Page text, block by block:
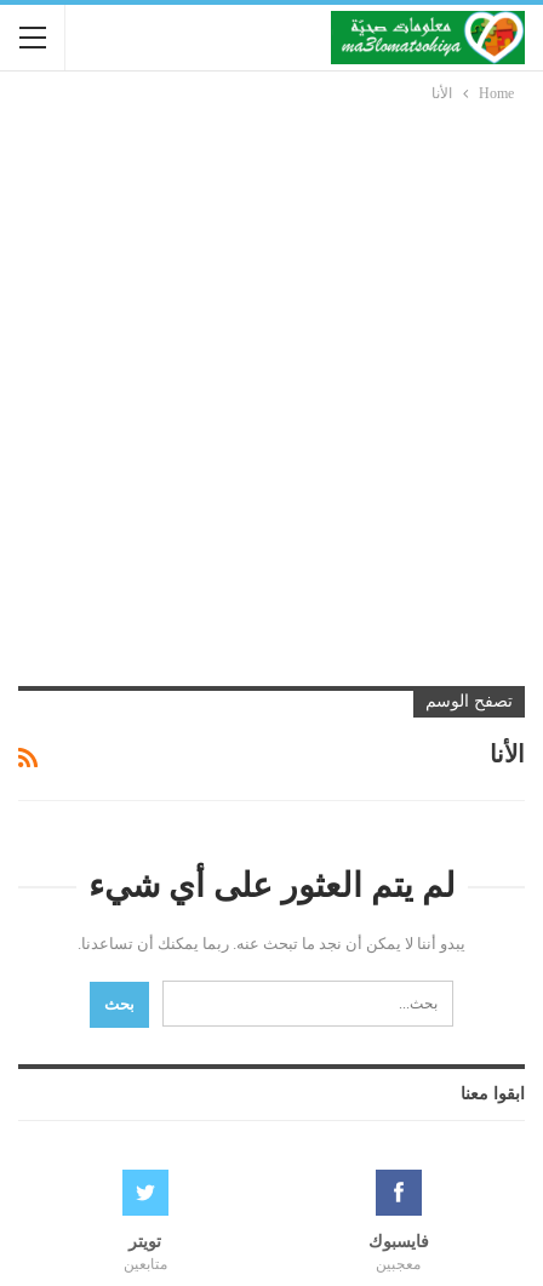
Home الأنا
تصفح الوسم
الأنا
لم يتم العثور على أي شيء
يبدو أننا لا يمكن أن نجد ما تبحث عنه. ربما يمكنك أن تساعدنا.
ابقوا معنا
فايسبوك
معجبين
تويتر
متابعين